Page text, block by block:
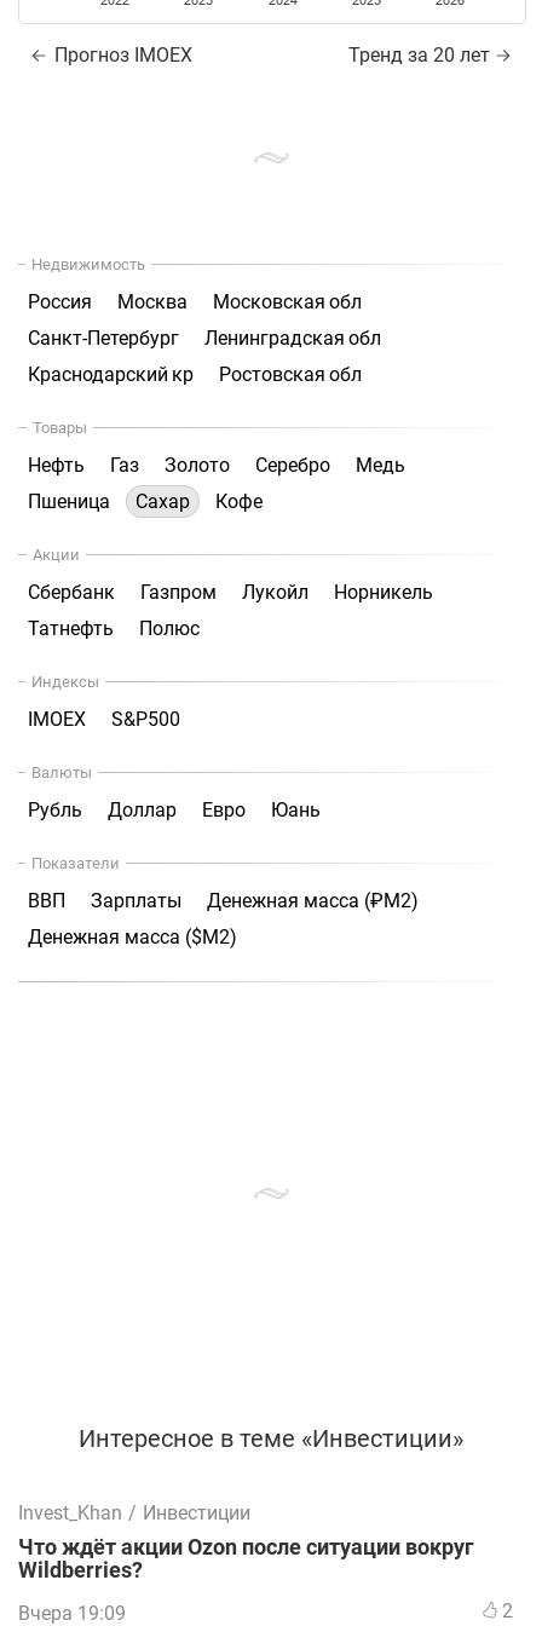
Прогноз IMOEX Тренд за 20 лет
Недвижимость
Россия Москва
Московская обл
Санкт-Петербург
Ленинградская обл
Краснодарский кр
Ростовская обл
Товары
Нефть Газ Золото Серебро
Медь
Пшеница
Сахар Кофе
Акции
Сбербанк Газпром Лукойл
Норникель
Татнефть
Полюс
Индексы
IMOEX S&P500
Валюты
Рубль Доллар Евро Юань
Показатели
ВВП Зарплаты
Денежная масса (₽М2)
Денежная масса ($М2)
Интересное в теме «Инвестиции»
Invest_Khan / Инвестиции
Что ждёт акции Ozon после ситуации вокруг
Wildberries?
Вчера 19:09 2